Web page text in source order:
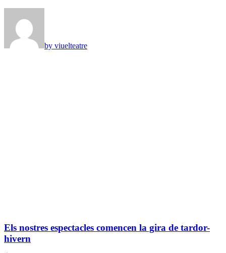
by viuelteatre
Els nostres espectacles comencen la gira de tardor-
hivern